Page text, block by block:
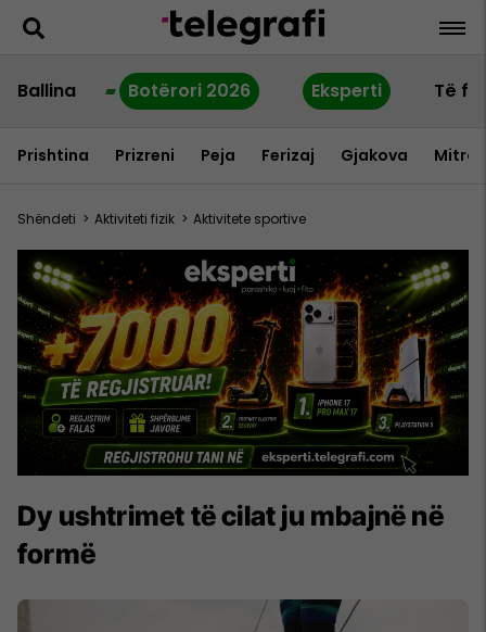
Ballina Botërori 2026 Eksperti Të
Prishtina Prizreni Peja Ferizaj Gjakova
Shëndeti > Aktiviteti fizik > Aktivitete sportive
Dy ushtrimet të cilat ju mbajnë në
formë